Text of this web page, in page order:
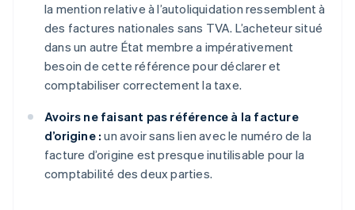
la mention relative à l’autoliquidation ressemblent à
des factures nationales sans TVA. L’acheteur situé
dans un autre État membre a impérativement
besoin de cette référence pour déclarer et
comptabiliser correctement la taxe.
Avoirs ne faisant pas référence à la facture
d’origine : un avoir sans lien avec le numéro de la
facture d’origine est presque inutilisable pour la
comptabilité des deux parties.